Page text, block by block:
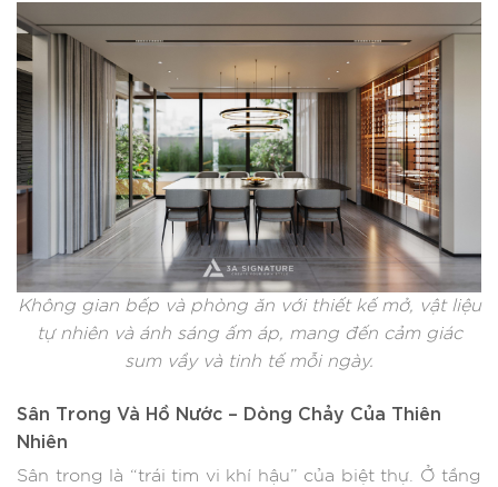
Không gian bếp và phòng ăn với thiết kế mở, vật liệu
tự nhiên và ánh sáng ấm áp, mang đến cảm giác
sum vầy và tinh tế mỗi ngày.
Sân Trong Và Hồ Nước – Dòng Chảy Của Thiên
Nhiên
Sân trong là “trái tim vi khí hậu” của biệt thự. Ở tầng